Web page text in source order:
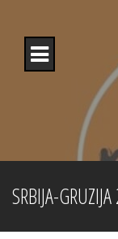
content
SRBIJA-